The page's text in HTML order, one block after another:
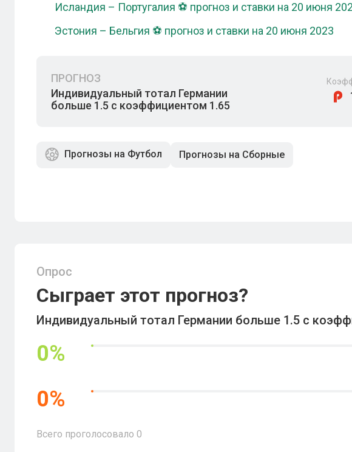
Исландия – Португалия ⚽ прогноз и ставки на 20 июня
Эстония – Бельгия ⚽ прогноз и ставки на 20 июня 2023
ПРОГНОЗ
Индивидуальный тотал Германии
больше 1.5 с коэффициентом 1.65
Прогнозы на Футбол Прогнозы на Сборные
Опрос
Сыграет этот прогноз?
Индивидуальный тотал Германии больше 1.5 с
0%
0%
Всего проголосовало 0